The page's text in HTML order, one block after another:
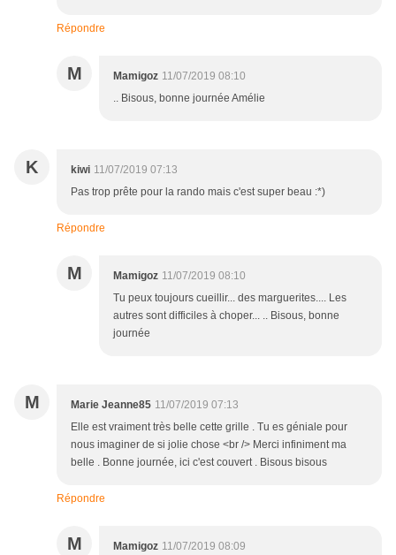
Répondre
M Mamigoz 11/07/2019 08:10
.. Bisous, bonne journée Amélie
K kiwi 11/07/2019 07:13
Pas trop prête pour la rando mais c'est super beau :*)
Répondre
M Mamigoz 11/07/2019 08:10
Tu peux toujours cueillir... des marguerites.... Les
autres sont difficiles à choper... .. Bisous, bonne
journée
M Marie Jeanne85 11/07/2019 07:13
Elle est vraiment très belle cette grille . Tu es géniale pour
nous imaginer de si jolie chose <br /> Merci infiniment ma
belle . Bonne journée, ici c'est couvert . Bisous bisous
Répondre
M Mamigoz 11/07/2019 08:09